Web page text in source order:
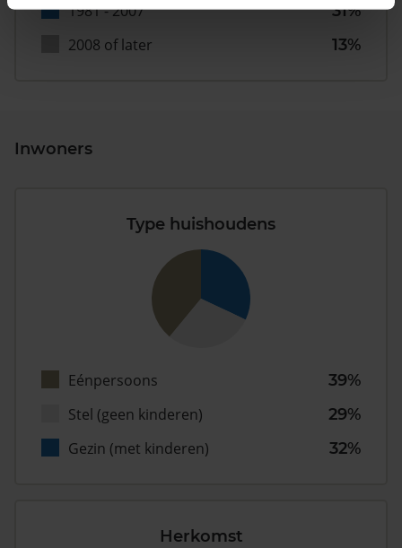
1981 - 2007
31%
2008 of later
13%
Inwoners
Type huishoudens
Eénpersoons
39%
Stel (geen kinderen)
29%
Gezin (met kinderen)
32%
Herkomst